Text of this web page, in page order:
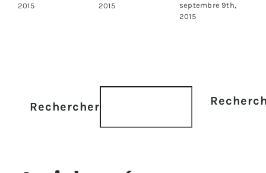
septembre 9th,
Rechercher